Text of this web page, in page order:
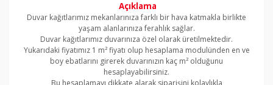
Açıklama
Duvar kağıtlarımız mekanlarınıza farklı bir hava katmakla birlikte
yaşam alanlarınıza ferahlık sağlar.
Duvar kağıtlarımız duvarınıza özel olarak üretilmektedir.
Yukarıdaki fiyatımız 1 m² fiyatı olup hesaplama modulünden en ve
boy ebatlarını girerek duvarınızın kaç m² olduğunu
hesaplayabilirsiniz.
Bu hesaplamayı dikkate alarak siparişini kolaylıkla